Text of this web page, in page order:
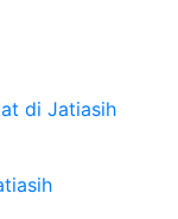
di Jatiasih